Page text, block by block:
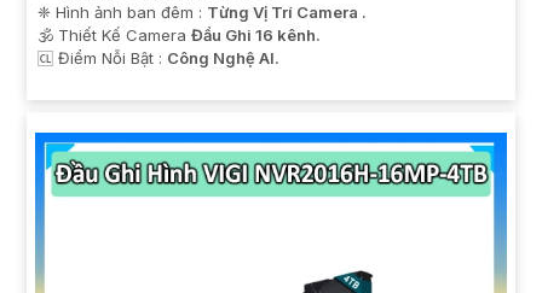
❈ Hình ảnh ban đêm : Từng Vị Trí Camera .
🕉️ Thiết Kế Camera Đầu Ghi 16 kênh.
️🆑 Điểm Nỗi Bật : Công Nghệ AI.